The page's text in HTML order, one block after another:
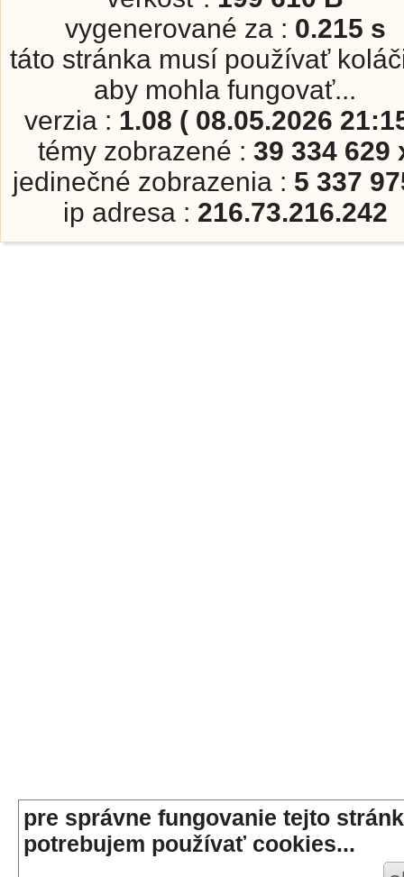
pre správne fungovanie tejto
potrebujem používať cookies...
vygenerované za : 0.215 s
táto stránka musí používať
aby mohla fungovať...
verzia : 1.08 ( 08.05.2026
témy zobrazené : 39 334 629
jedinečné zobrazenia : 5 337
ip adresa : 216.73.216.242